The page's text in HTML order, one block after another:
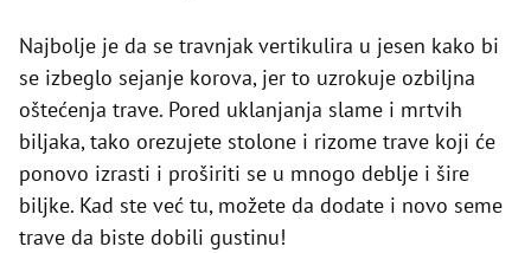
Najbolje je da se travnjak vertikulira u jesen kako bi
se izbeglo sejanje korova, jer to uzrokuje ozbiljna
oštećenja trave. Pored uklanjanja slame i mrtvih
biljaka, tako orezujete stolone i rizome trave koji će
ponovo izrasti i proširiti se u mnogo deblje i šire
biljke. Kad ste već tu, možete da dodate i novo seme
trave da biste dobili gustinu!